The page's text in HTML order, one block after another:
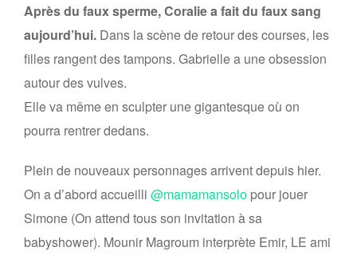
Après du faux sperme, Coralie a fait du faux sang
aujourd’hui. Dans la scène de retour des courses, les
filles rangent des tampons. Gabrielle a une obsession
autour des vulves.
Elle va même en sculpter une gigantesque où on
pourra rentrer dedans.
Plein de nouveaux personnages arrivent depuis hier.
On a d’abord accueilli @mamamansolo pour jouer
Simone (On attend tous son invitation à sa
babyshower). Mounir Magroum interprète Emir, LE ami